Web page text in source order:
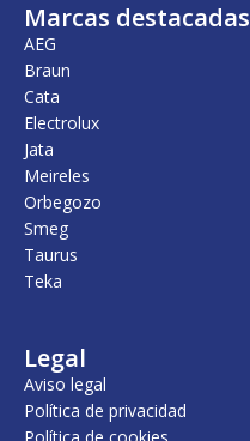
Marcas destacadas
AEG
Braun
Cata
Electrolux
Jata
Meireles
Orbegozo
Smeg
Taurus
Teka
Legal
Aviso legal
Política de privacidad